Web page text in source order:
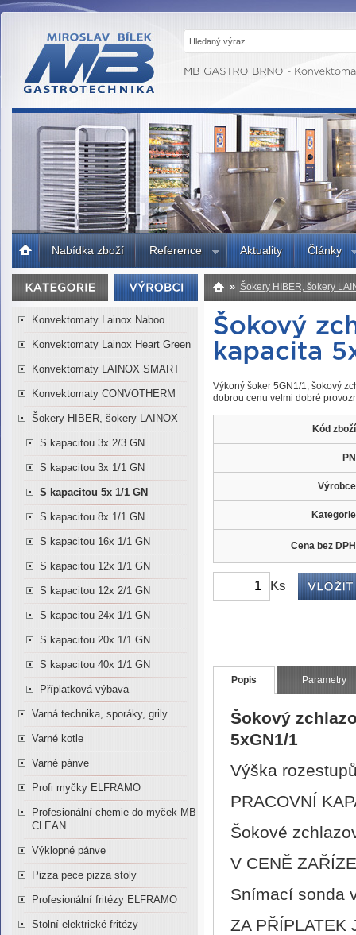
MB GASTRO
BRNO -
Gastrotechnika,
profesionální
kuchyně
strana
Nabídka zboží Reference Aktuality Články
Konvektomaty Lainox Naboo
Konvektomaty Lainox Heart Green
Konvektomaty LAINOX SMART
Konvektomaty CONVOTHERM
Šokery HIBER, šokery LAINOX
S kapacitou 3x 2/3 GN
S kapacitou 3x 1/1 GN
S kapacitou 5x 1/1 GN
S kapacitou 8x 1/1 GN
S kapacitou 16x 1/1 GN
S kapacitou 12x 1/1 GN
S kapacitou 12x 2/1 GN
S kapacitou 24x 1/1 GN
S kapacitou 20x 1/1 GN
S kapacitou 40x 1/1 GN
Příplatková výbava
Varná technika, sporáky, grily
Varné kotle
Varné pánve
Profi myčky ELFRAMO
Profesionální chemie do myček MB
CLEAN
Výklopné pánve
Pizza pece pizza stoly
Profesionální fritézy ELFRAMO
Stolní elektrické fritézy
» Šokery HIBER, šokery
RCR051S
Výkoný šoker 5GN1/1, šokový
dobrou cenu velmi dobré
Kód
Cena bez
Ks
Popis Parametry
Šokový
5xGN1/1
Výška
PRACOVNÍ
Šokové
V CENĚ
Snímací sonda
ZA PŘÍPLATEK